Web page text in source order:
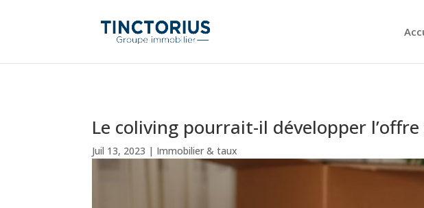
Le coliving pourrait-il développer
Juil 13, 2023 | Immobilier & taux